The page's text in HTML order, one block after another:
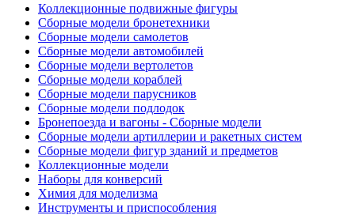
Коллекционные подвижные фигуры
Сборные модели бронетехники
Сборные модели самолетов
Сборные модели автомобилей
Сборные модели вертолетов
Сборные модели кораблей
Сборные модели парусников
Сборные модели подлодок
Бронепоезда и вагоны - Сборные модели
Сборные модели артиллерии и ракетных систем
Сборные модели фигур зданий и предметов
Коллекционные модели
Наборы для конверсий
Химия для моделизма
Инструменты и приспособления